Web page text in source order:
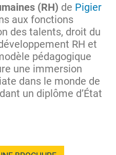
(RH) de Pigier
aux fonctions
des talents, droit du
RH et
pédagogique
une immersion
dans le monde de
un diplôme d’État